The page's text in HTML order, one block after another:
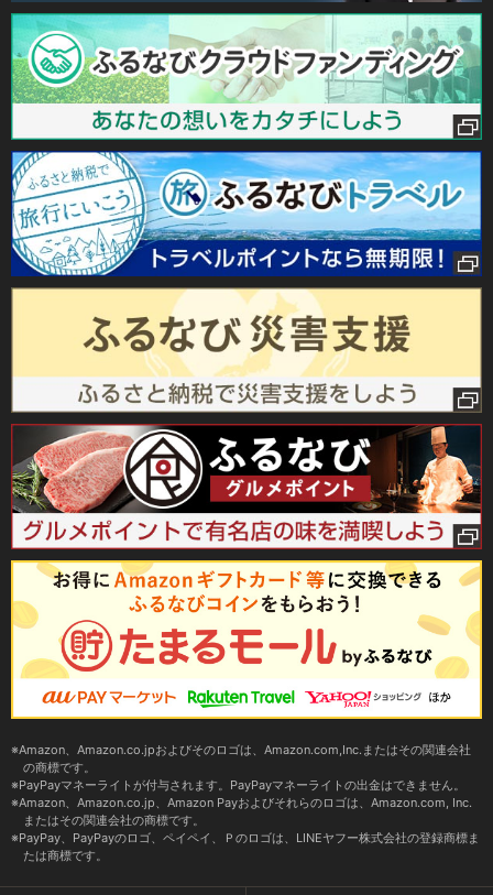
Amazon、Amazon.co.jpおよびそのロゴは、Amazon.com,Inc.またはその関連会社
の商標です。
PayPayマネーライトが付与されます。PayPayマネーライトの出金はできません。
Amazon、Amazon.co.jp、Amazon Payおよびそれらのロゴは、Amazon.com, Inc.
またはその関連会社の商標です。
PayPay、PayPayのロゴ、ペイペイ、Ｐのロゴは、LINEヤフー株式会社の登録商標ま
たは商標です。